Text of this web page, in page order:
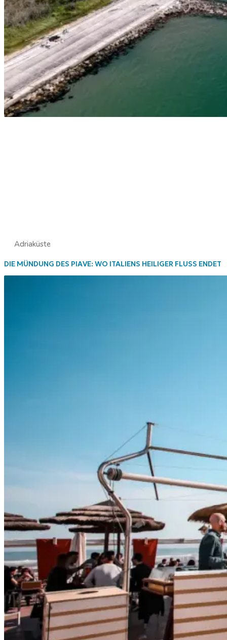
Adriaküste
DIE MÜNDUNG DES PIAVE: WO ITALIENS HEILIGER FLUSS ENDET